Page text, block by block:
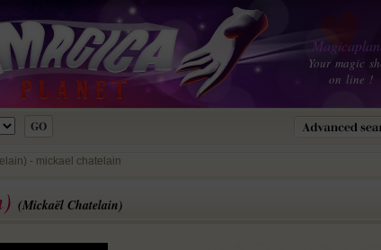
Your magic
on line !
- mickael chatelain
(Mickaël Chatelain)